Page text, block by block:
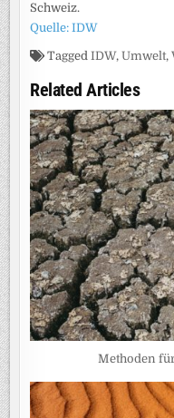
Schweiz.
Quelle: IDW
TaggedIDW,Umwelt,
Related Articles
Methoden